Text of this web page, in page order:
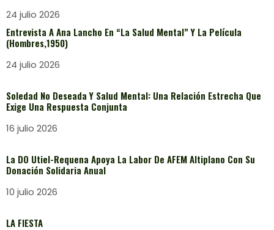
24 julio 2026
Entrevista A Ana Lancho En “La Salud Mental” Y La Película
(Hombres,1950)
24 julio 2026
Soledad No Deseada Y Salud Mental: Una Relación Estrecha Que
Exige Una Respuesta Conjunta
16 julio 2026
La DO Utiel-Requena Apoya La Labor De AFEM Altiplano Con Su
Donación Solidaria Anual
10 julio 2026
LA FIESTA